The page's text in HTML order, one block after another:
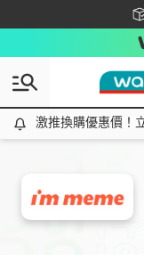
激推換購優惠價！立即
激推換購優惠價！